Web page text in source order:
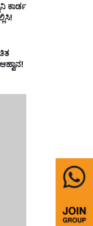
ಕಾರ್ಡ